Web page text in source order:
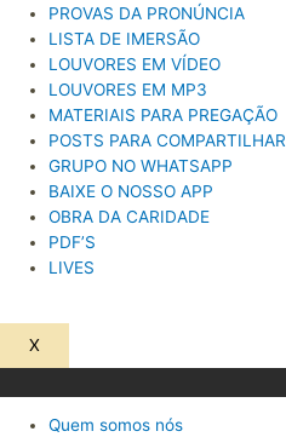
PROVAS DA PRONÚNCIA
LISTA DE IMERSÃO
LOUVORES EM VÍDEO
LOUVORES EM MP3
MATERIAIS PARA PREGAÇÃO
POSTS PARA COMPARTILHAR
GRUPO NO WHATSAPP
BAIXE O NOSSO APP
OBRA DA CARIDADE
PDF’S
LIVES
X
Quem somos nós